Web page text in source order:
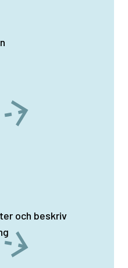
och beskriv